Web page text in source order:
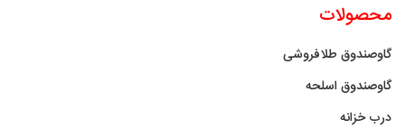
محصولات
گاوصندوق طلافروشی
گاوصندوق اسلحه
درب خزانه